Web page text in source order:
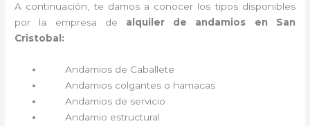
A continuación, te damos a conocer los tipos disponibles
por la empresa de alquiler de andamios en San
Cristobal:
Andamios de Caballete
Andamios colgantes o hamacas
Andamios de servicio
Andamio estructural